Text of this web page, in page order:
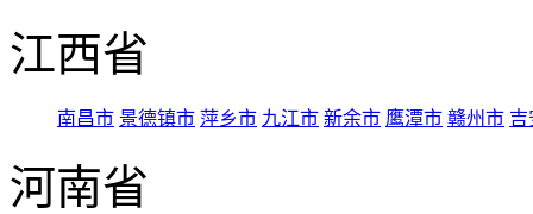
江西省
南昌市 景德镇市 萍乡市 九江市 新余市 鹰潭市 赣州市 吉
河南省